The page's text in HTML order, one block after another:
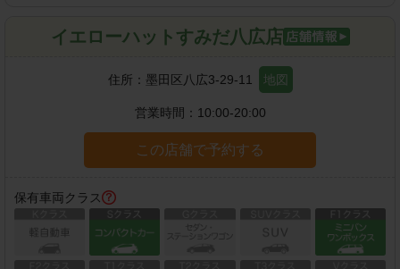
イエローハットすみだ八広店
住所： 墨田区八広3-29-11 地図
営業時間： 10:00-20:00
この店舗で予約する
保有車両クラス